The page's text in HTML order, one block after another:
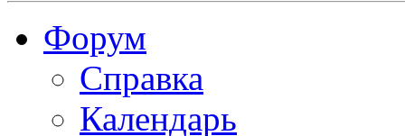
Форум
Справка
Календарь